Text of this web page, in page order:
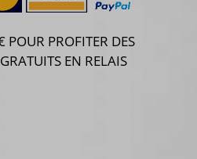
POUR PROFITER DES
EN RELAIS